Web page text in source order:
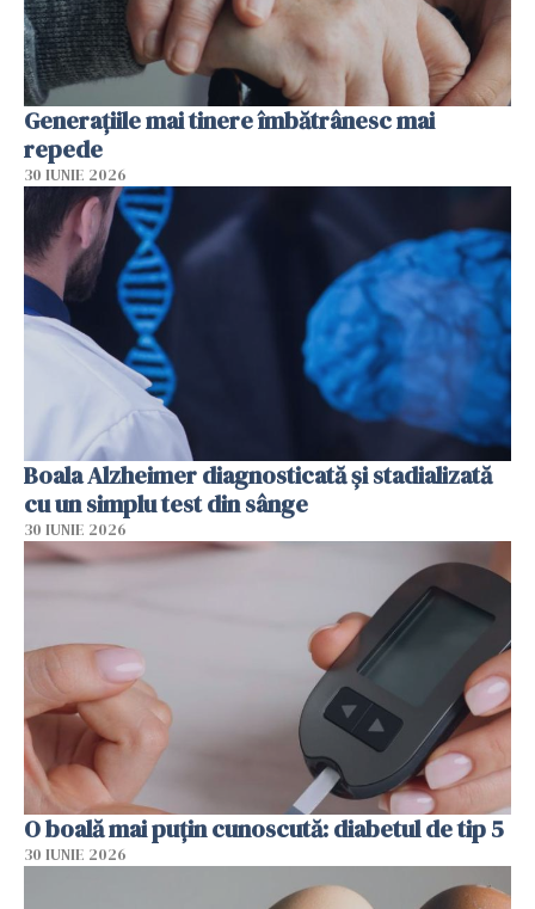
Generațiile mai tinere îmbătrânesc mai
repede
30 IUNIE 2026
Boala Alzheimer diagnosticată și stadializată
cu un simplu test din sânge
30 IUNIE 2026
O boală mai puțin cunoscută: diabetul de tip 5
30 IUNIE 2026